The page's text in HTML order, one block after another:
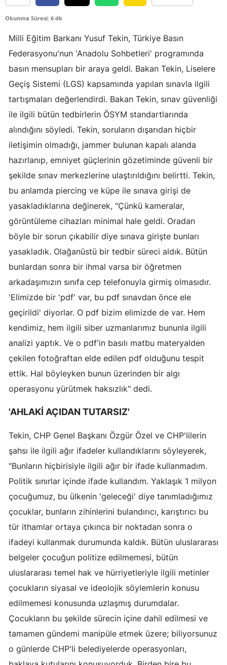
Erzincan
Erzurum
Gaziantep
Giresun
Gümüşhane
Hakkari
Hatay
Isparta
Mersin
İstanbul
İzmir
Kars
Kastamonu
Kayseri
Kırklareli
Kırşehir
Kütahya
Malatya
Kahramanmaraş
Mardin
Muş
Nevşehir
Niğde
Ordu
Rize
Sakarya
Okunma Süresi: 6 dk
Milli Eğitim Barkanı Yusuf Tekin, Türkiye Basın
Federasyonu'nun 'Anadolu Sohbetleri' programında
basın mensupları bir araya geldi. Bakan Tekin, Liselere
Geçiş Sistemi (LGS) kapsamında yapılan sınavla ilgili
tartışmaları değerlendirdi. Bakan Tekin, sınav güvenliği
ile ilgili bütün tedbirlerin ÖSYM standartlarında
alındığını söyledi. Tekin, soruların dışarıdan hiçbir
iletişimin olmadığı, jammer bulunan kapalı alanda
hazırlanıp, emniyet güçlerinin gözetiminde güvenli bir
şekilde sınav merkezlerine ulaştırıldığını belirtti. Tekin,
bu anlamda piercing ve küpe ile sınava girişi de
yasakladıklarına değinerek, "Çünkü kameralar,
görüntüleme cihazları minimal hale geldi. Oradan
böyle bir sorun çıkabilir diye sınava girişte bunları
yasakladık. Olağanüstü bir tedbir süreci aldık. Bütün
bunlardan sonra bir ihmal varsa bir öğretmen
arkadaşımızın sınıfa cep telefonuyla girmiş olmasıdır.
'Elimizde bir 'pdf' var, bu pdf sınavdan önce ele
geçirildi' diyorlar. O pdf bizim elimizde de var. Hem
kendimiz, hem ilgili siber uzmanlarımız bununla ilgili
analizi yaptık. Ve o pdf'in basılı matbu materyalden
çekilen fotoğraftan elde edilen pdf olduğunu tespit
ettik. Hal böyleyken bunun üzerinden bir algı
operasyonu yürütmek haksızlık" dedi.
'AHLAKİ AÇIDAN TUTARSIZ'
Tekin, CHP Genel Başkanı Özgür Özel ve CHP'lilerin
şahsı ile ilgili ağır ifadeler kullandıklarını söyleyerek,
"Bunların hiçbirisiyle ilgili ağır bir ifade kullanmadım.
Politik sınırlar içinde ifade kullandım. Yaklaşık 1 milyon
çocuğumuz, bu ülkenin 'geleceği' diye tanımladığımız
çocuklar, bunların zihinlerini bulandırıcı, karıştırıcı bu
tür ithamlar ortaya çıkınca bir noktadan sonra o
ifadeyi kullanmak durumunda kaldık. Bütün uluslararası
belgeler çocuğun politize edilmemesi, bütün
uluslararası temel hak ve hürriyetleriyle ilgili metinler
çocukların siyasal ve ideolojik söylemlerin konusu
edilmemesi konusunda uzlaşmış durumdalar.
Çocukların bu şekilde sürecin içine dahil edilmesi ve
tamamen gündemi manipüle etmek üzere; biliyorsunuz
o günlerde CHP'li belediyelerde operasyonları,